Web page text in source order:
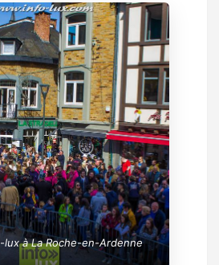
lux à La Roche-en-Ardenne